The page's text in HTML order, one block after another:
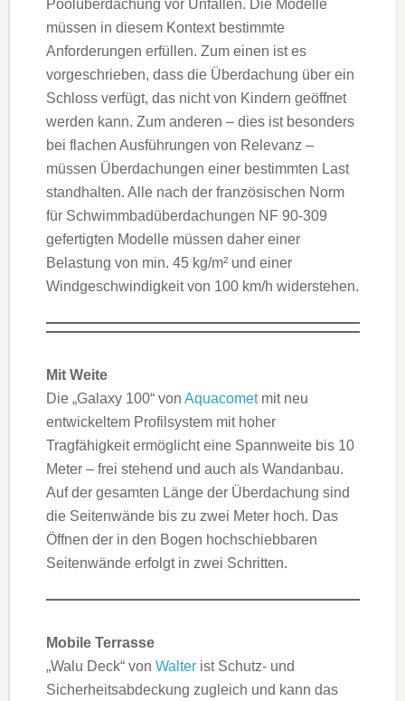
Poolüberdachung vor Unfällen. Die Modelle
müssen in diesem Kontext bestimmte
Anforderungen erfüllen. Zum einen ist es
vorgeschrieben, dass die Überdachung über ein
Schloss verfügt, das nicht von Kindern geöffnet
werden kann. Zum anderen – dies ist besonders
bei flachen Ausführungen von Relevanz –
müssen Überdachungen einer bestimmten Last
standhalten. Alle nach der französischen Norm
für Schwimmbadüberdachungen NF 90-309
gefertigten Modelle müssen daher einer
Belastung von min. 45 kg/m² und einer
Windgeschwindigkeit von 100 km/h widerstehen.
Mit Weite
Die „Galaxy 100“ von Aquacometmit neu
entwickeltem Profilsystem mit hoher
Tragfähigkeit ermöglicht eine Spannweite bis 10
Meter – frei stehend und auch als Wandanbau.
Auf der gesamten Länge der Überdachung sind
die Seitenwände bis zu zwei Meter hoch. Das
Öffnen der in den Bogen hochschiebbaren
Seitenwände erfolgt in zwei Schritten.
Mobile Terrasse
„Walu Deck“ von Walterist Schutz- und
Sicherheitsabdeckung zugleich und kann das